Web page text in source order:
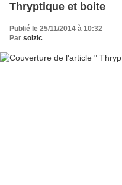
Thryptique et boite
Publié le 25/11/2014 à 10:32
Par soizic